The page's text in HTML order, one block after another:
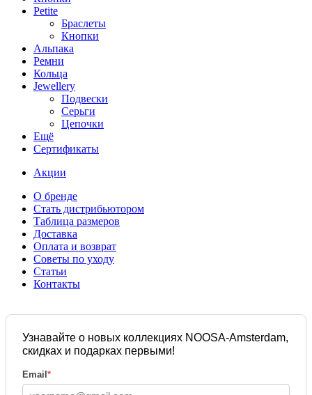
Petite
Браслеты
Кнопки
Альпака
Ремни
Кольца
Jewellery
Подвески
Серьги
Цепочки
Ещё
Сертификаты
Акции
О бренде
Стать дистрибьютором
Таблица размеров
Доставка
Оплата и возврат
Советы по уходу
Статьи
Контакты
Узнавайте о новых коллекциях NOOSA-Amsterdam,
скидках и подарках первыми!
Email *